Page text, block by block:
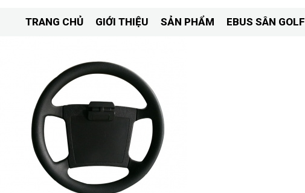
TRANG CHỦ GIỚI THIỆU SẢN PHẨM EBUS SÂN GOLF